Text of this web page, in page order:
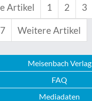
Artikel 1 2 3
7 Weitere Artikel
Meisenbach Verlag
FAQ
Mediadaten